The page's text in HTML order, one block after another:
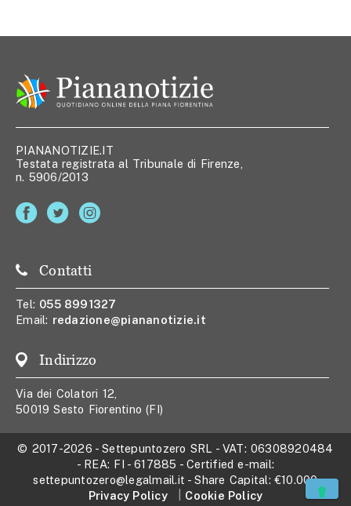
PIANANOTIZIE.IT
Testata registrata al Tribunale di Firenze,
n. 5906/2013
Contatti
Tel: 055 8991327
Email: redazione@piananotizie.it
Indirizzo
Via dei Colatori 12,
50019 Sesto Fiorentino (FI)
© 2017-2026 -Settepuntozero SRL - VAT: 06308920484
- REA: FI - 617885 - Certified e-mail:
settepuntozero@legalmail.it - Share Capital:€10.000
Privacy Policy
Cookie Policy